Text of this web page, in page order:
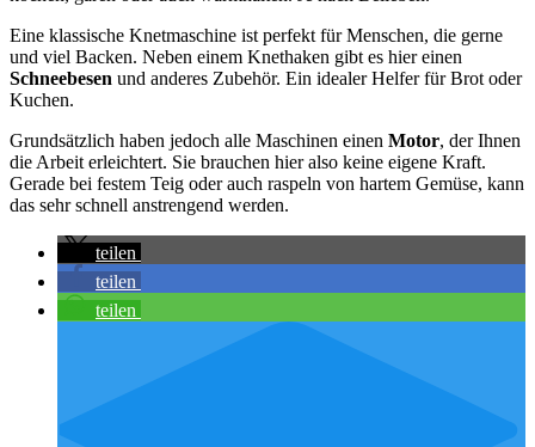
Eine klassische Knetmaschine ist perfekt für Menschen, die gerne
und viel Backen. Neben einem Knethaken gibt es hier einen
Schneebesen und anderes Zubehör. Ein idealer Helfer für Brot oder
Kuchen.
Grundsätzlich haben jedoch alle Maschinen einen Motor, der Ihnen
die Arbeit erleichtert. Sie brauchen hier also keine eigene Kraft.
Gerade bei festem Teig oder auch raspeln von hartem Gemüse, kann
das sehr schnell anstrengend werden.
teilen
teilen
teilen